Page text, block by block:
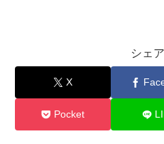
シェ
X
Pocket